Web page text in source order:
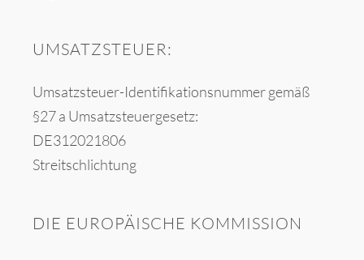
UMSATZSTEUER:
Umsatzsteuer-Identifikationsnummer gemäß
§27 a Umsatzsteuergesetz:
DE312021806
Streitschlichtung
DIE EUROPÄISCHE KOMMISSION